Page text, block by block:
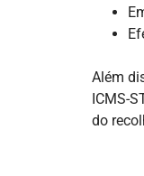
Além
ICMS-
do